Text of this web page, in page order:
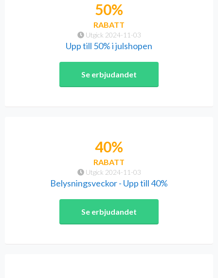
Utgick 2024-11-03
50%
RABATT
Upp till 50% i julshopen
Se erbjudandet
Utgick 2024-11-03
40%
RABATT
Belysningsveckor - Upp till 40%
Se erbjudandet